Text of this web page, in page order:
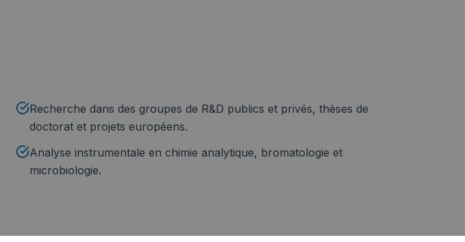
Recherche dans des groupes de R&D publics et privés, thèses de
doctorat et projets européens.
Analyse instrumentale en chimie analytique, bromatologie et
microbiologie.